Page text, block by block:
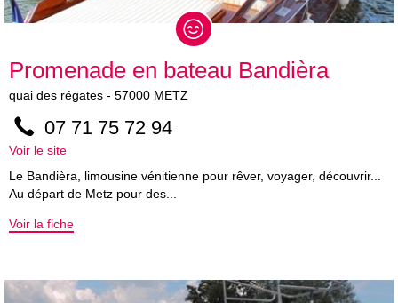
Promenade en bateau Bandièra
quai des régates - 57000 METZ
07 71 75 72 94
Voir le site
Le Bandièra, limousine vénitienne pour rêver, voyager, découvrir...
Au départ de Metz pour des...
Voir la fiche